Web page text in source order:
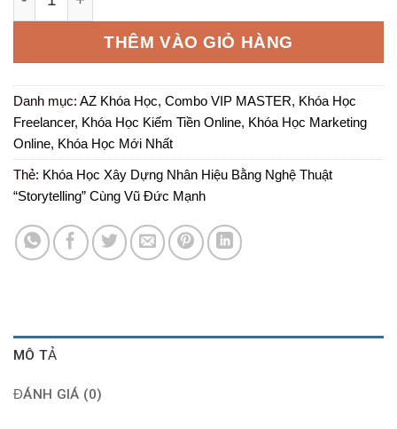
2.000.000 ₫.
là:
199.000 ₫.
THÊM VÀO GIỎ HÀNG
Danh mục: AZ Khóa Học, Combo VIP MASTER, Khóa Học
Freelancer, Khóa Học Kiếm Tiền Online, Khóa Học Marketing
Online, Khóa Học Mới Nhất
Thẻ: Khóa Học Xây Dựng Nhân Hiệu Bằng Nghệ Thuật
“Storytelling” Cùng Vũ Đức Mạnh
MÔ TẢ
ĐÁNH GIÁ (0)